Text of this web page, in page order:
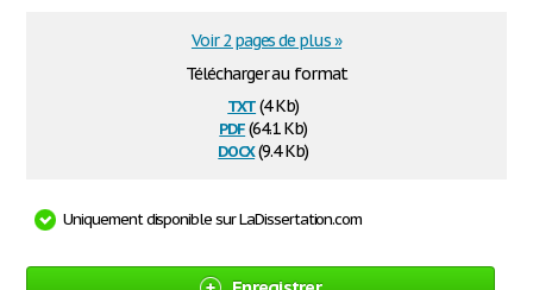
Télécharger au format
txt(4 Kb)
pdf(64.1 Kb)
docx(9.4 Kb)
Voir 2 pages de plus »
Uniquement disponible sur LaDissertation.com